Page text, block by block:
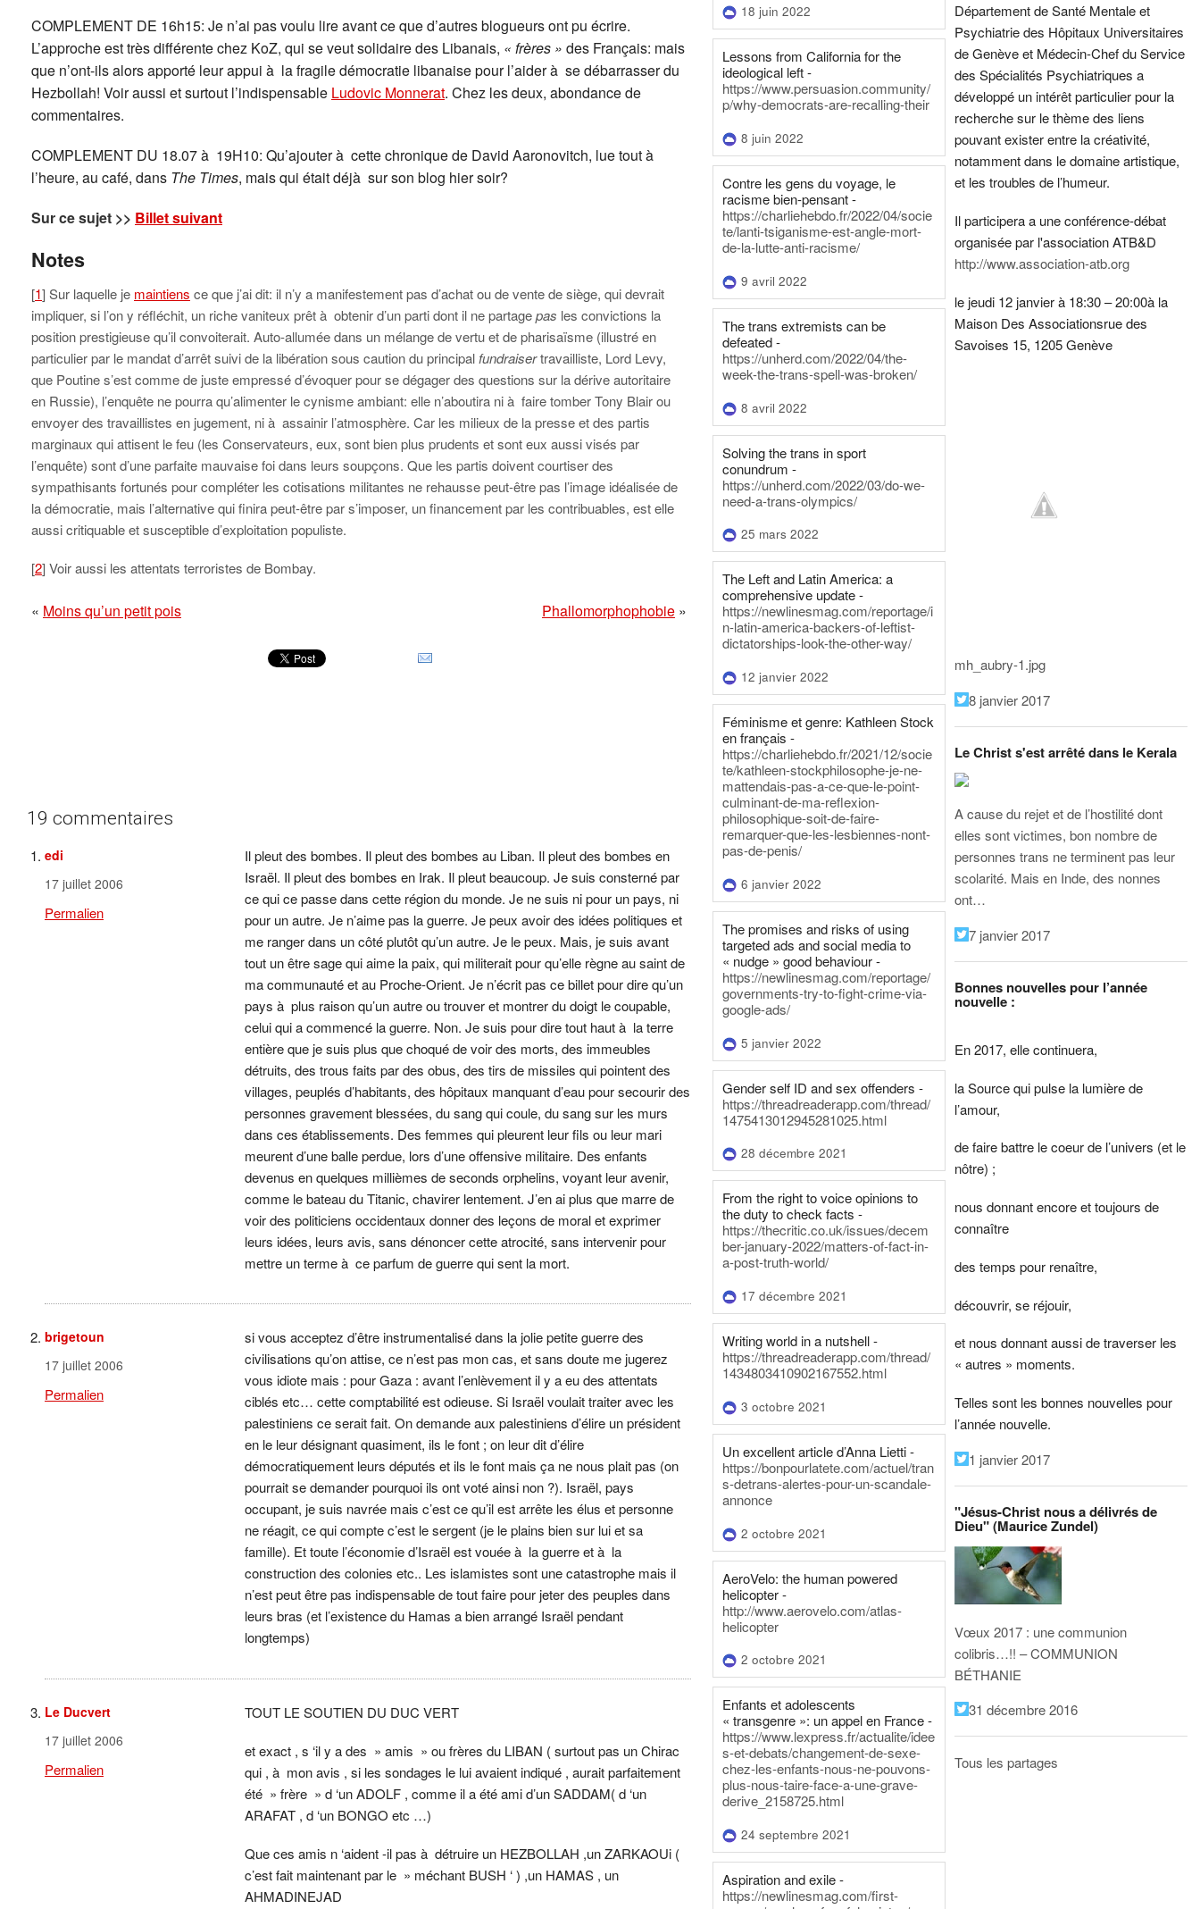
COMPLEMENT DE 16h15: Je n’ai pas voulu lire avant ce que d’autres blogueurs ont pu écrire.
L’approche est très différente chez KoZ, qui se veut solidaire des Libanais, « frères » des Français: mais
que n’ont-ils alors apporté leur appui à la fragile démocratie libanaise pour l’aider à se débarrasser du
Hezbollah! Voir aussi et surtout l’indispensable Ludovic Monnerat. Chez les deux, abondance de
commentaires.
COMPLEMENT DU 18.07 à 19H10: Qu’ajouter à cette chronique de David Aaronovitch, lue tout à
l’heure, au café, dans The Times, mais qui était déjà sur son blog hier soir?
Sur ce sujet >> Billet suivant
Notes
[1] Sur laquelle je maintiens ce que j’ai dit: il n’y a manifestement pas d’achat ou de vente de siège, qui devrait
impliquer, si l’on y réfléchit, un riche vaniteux prêt à obtenir d’un parti dont il ne partagepas les convictions la
position prestigieuse qu’il convoiterait. Auto-allumée dans un mélange de vertu et de pharisaïsme (illustré en
particulier par le mandat d’arrêt suivi de la libération sous caution du principal fundraisertravailliste, Lord Levy,
que Poutine s’est comme de juste empressé d’évoquer pour se dégager des questions sur la dérive autoritaire
en Russie), l’enquête ne pourra qu’alimenter le cynisme ambiant: elle n’aboutira ni à faire tomber Tony Blair ou
envoyer des travaillistes en jugement, ni à assainir l’atmosphère. Car les milieux de la presse et des partis
marginaux qui attisent le feu (les Conservateurs, eux, sont bien plus prudents et sont eux aussi visés par
l’enquête) sont d’une parfaite mauvaise foi dans leurs soupçons. Que les partis doivent courtiser des
sympathisants fortunés pour compléter les cotisations militantes ne rehausse peut-être pas l’image idéalisée de
la démocratie, mais l’alternative qui finira peut-être par s’imposer, un financement par les contribuables, est elle
aussi critiquable et susceptible d’exploitation populiste.
[2] Voir aussi les attentats terroristes de Bombay.
« Moins qu’un petit pois Phallomorphophobie»
19 commentaires
edi
17 juillet 2006
Permalien
Il pleut des bombes. Il pleut des bombes au Liban. Il pleut des bombes en
Israël. Il pleut des bombes en Irak. Il pleut beaucoup. Je suis consterné par
ce qui ce passe dans cette région du monde. Je ne suis ni pour un pays, ni
pour un autre. Je n’aime pas la guerre. Je peux avoir des idées politiques et
me ranger dans un côté plutôt qu’un autre. Je le peux. Mais, je suis avant
tout un être sage qui aime la paix, qui militerait pour qu’elle règne au saint de
ma communauté et au Proche-Orient. Je n’écrit pas ce billet pour dire qu’un
pays à plus raison qu’un autre ou trouver et montrer du doigt le coupable,
celui qui a commencé la guerre. Non. Je suis pour dire tout haut à la terre
entière que je suis plus que choqué de voir des morts, des immeubles
détruits, des trous faits par des obus, des tirs de missiles qui pointent des
villages, peuplés d’habitants, des hôpitaux manquant d’eau pour secourir des
personnes gravement blessées, du sang qui coule, du sang sur les murs
dans ces établissements. Des femmes qui pleurent leur fils ou leur mari
meurent d’une balle perdue, lors d’une offensive militaire. Des enfants
devenus en quelques millièmes de seconds orphelins, voyant leur avenir,
comme le bateau du Titanic, chavirer lentement. J’en ai plus que marre de
voir des politiciens occidentaux donner des leçons de moral et exprimer
leurs idées, leurs avis, sans dénoncer cette atrocité, sans intervenir pour
mettre un terme à ce parfum de guerre qui sent la mort.
brigetoun
17 juillet 2006
Permalien
si vous acceptez d’être instrumentalisé dans la jolie petite guerre des
civilisations qu’on attise, ce n’est pas mon cas, et sans doute me jugerez
vous idiote mais : pour Gaza : avant l’enlèvement il y a eu des attentats
ciblés etc… cette comptabilité est odieuse. Si Israël voulait traiter avec les
palestiniens ce serait fait. On demande aux palestiniens d’élire un président
en le leur désignant quasiment, ils le font ; on leur dit d’élire
démocratiquement leurs députés et ils le font mais ça ne nous plait pas (on
pourrait se demander pourquoi ils ont voté ainsi non ?). Israël, pays
occupant, je suis navrée mais c’est ce qu’il est arrête les élus et personne
ne réagit, ce qui compte c’est le sergent (je le plains bien sur lui et sa
famille). Et toute l’économie d’Israël est vouée à la guerre et à la
construction des colonies etc.. Les islamistes sont une catastrophe mais il
n’est peut être pas indispensable de tout faire pour jeter des peuples dans
leurs bras (et l’existence du Hamas a bien arrangé Israël pendant
longtemps)
Le Ducvert
17 juillet 2006
Permalien
TOUT LE SOUTIEN DU DUC VERT
et exact , s ‘il y a des » amis » ou frères du LIBAN ( surtout pas un Chirac
qui , à mon avis , si les sondages le lui avaient indiqué , aurait parfaitement
été » frère » d ‘un ADOLF , comme il a été ami d’un SADDAM( d ‘un
ARAFAT , d ‘un BONGO etc …)
Que ces amis n ‘aident -il pas à détruire un HEZBOLLAH ,un ZARKAOUi (
c’est fait maintenant par le » méchant BUSH ‘ ) ,un HAMAS , un
AHMADINEJAD
18 juin 2022
Lessons from California for the
ideological left -
https://www.persuasion.community/
p/why-democrats-are-recalling-their
8 juin 2022
Contre les gens du voyage, le
racisme bien-pensant -
https://charliehebdo.fr/2022/04/socie
te/lanti-tsiganisme-est-angle-mort-
de-la-lutte-anti-racisme/
9 avril 2022
The trans extremists can be
defeated -
https://unherd.com/2022/04/the-
week-the-trans-spell-was-broken/
8 avril 2022
Solving the trans in sport
conundrum -
https://unherd.com/2022/03/do-we-
need-a-trans-olympics/
25 mars 2022
The Left and Latin America: a
comprehensive update -
https://newlinesmag.com/reportage/i
n-latin-america-backers-of-leftist-
dictatorships-look-the-other-way/
12 janvier 2022
Féminisme et genre: Kathleen Stock
en français -
https://charliehebdo.fr/2021/12/socie
te/kathleen-stockphilosophe-je-ne-
mattendais-pas-a-ce-que-le-point-
culminant-de-ma-reflexion-
philosophique-soit-de-faire-
remarquer-que-les-lesbiennes-nont-
pas-de-penis/
6 janvier 2022
The promises and risks of using
targeted ads and social media to
« nudge » good behaviour -
https://newlinesmag.com/reportage/
governments-try-to-fight-crime-via-
google-ads/
5 janvier 2022
Gender self ID and sex offenders -
https://threadreaderapp.com/thread/
1475413012945281025.html
28 décembre 2021
From the right to voice opinions to
the duty to check facts -
https://thecritic.co.uk/issues/decem
ber-january-2022/matters-of-fact-in-
a-post-truth-world/
17 décembre 2021
Writing world in a nutshell -
https://threadreaderapp.com/thread/
1434803410902167552.html
3 octobre 2021
Un excellent article d’Anna Lietti -
https://bonpourlatete.com/actuel/tran
s-detrans-alertes-pour-un-scandale-
annonce
2 octobre 2021
AeroVelo: the human powered
helicopter -
http://www.aerovelo.com/atlas-
helicopter
2 octobre 2021
Enfants et adolescents
« transgenre »: un appel en France -
https://www.lexpress.fr/actualite/idee
s-et-debats/changement-de-sexe-
chez-les-enfants-nous-ne-pouvons-
plus-nous-taire-face-a-une-grave-
derive_2158725.html
24 septembre 2021
Aspiration and exile -
https://newlinesmag.com/first-
Département de Santé Mentale et
Psychiatrie des Hôpitaux Universitaires
de Genève et Médecin-Chef du Service
des Spécialités Psychiatriques a
développé un intérêt particulier pour la
recherche sur le thème des liens
pouvant exister entre la créativité,
notamment dans le domaine artistique,
et les troubles de l’humeur.
Il participera a une conférence-débat
organisée par l'association ATB&D
http://www.association-atb.org
le jeudi 12 janvier à 18:30 – 20:00à la
Maison Des Associationsrue des
Savoises 15, 1205 Genève
mh_aubry-1.jpg
8 janvier 2017
Le Christ s'est arrêté dans le Kerala
A cause du rejet et de l’hostilité dont
elles sont victimes, bon nombre de
personnes trans ne terminent pas leur
scolarité. Mais en Inde, des nonnes
ont…
7 janvier 2017
Bonnes nouvelles pour l’année
nouvelle :
En 2017, elle continuera,
la Source qui pulse la lumière de
l’amour,
de faire battre le coeur de l’univers (et le
nôtre) ;
nous donnant encore et toujours de
connaître
des temps pour renaître,
découvrir, se réjouir,
et nous donnant aussi de traverser les
« autres » moments.
Telles sont les bonnes nouvelles pour
l’année nouvelle.
1 janvier 2017
"Jésus-Christ nous a délivrés de
Dieu" (Maurice Zundel)
Vœux 2017 : une communion
colibris…!! – COMMUNION
BÉTHANIE
31 décembre 2016
Tous les partages